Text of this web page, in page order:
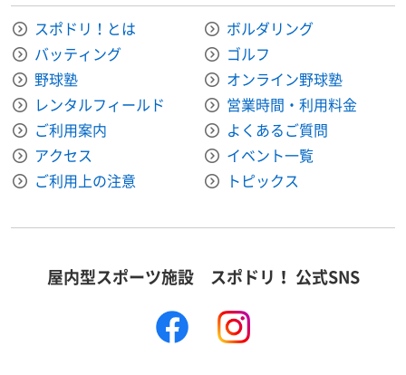
スポドリ！とは
ボルダリング
バッティング
ゴルフ
野球塾
オンライン野球塾
レンタルフィールド
営業時間・利用料金
ご利用案内
よくあるご質問
アクセス
イベント一覧
ご利用上の注意
トピックス
屋内型スポーツ施設 スポドリ！ 公式SNS
facebook